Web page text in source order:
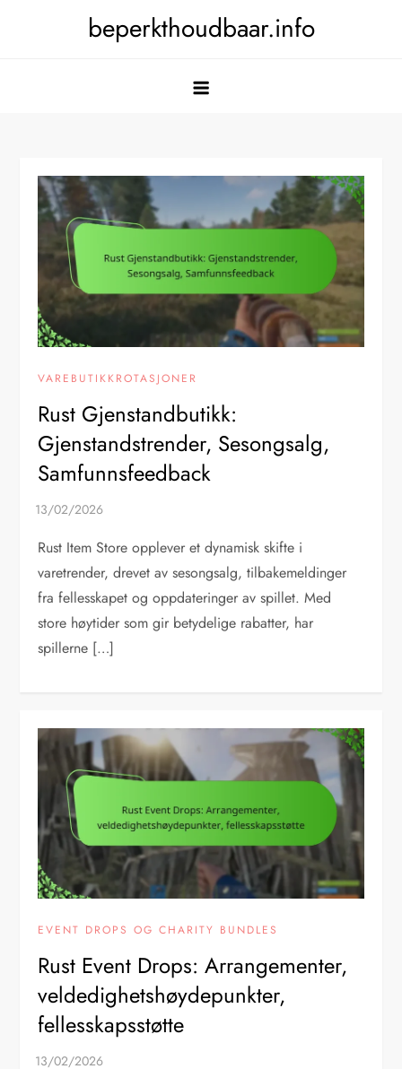
beperkthoudbaar.info
VAREBUTIKKROTASJONER
Rust Gjenstandbutikk:
Gjenstandstrender, Sesongsalg,
Samfunnsfeedback
Rust Item Store opplever et dynamisk skifte i
varetrender, drevet av sesongsalg, tilbakemeldinger
fra fellesskapet og oppdateringer av spillet. Med
store høytider som gir betydelige rabatter, har
spillerne […]
EVENT DROPS OG CHARITY BUNDLES
Rust Event Drops: Arrangementer,
veldedighetshøydepunkter,
fellesskapsstøtte